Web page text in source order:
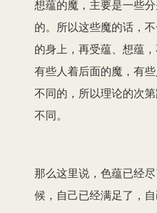
想蕴的魔，主要是一些
的。所以这些魔的话，
的身上，再受蕴、想蕴
有些人着后面的魔，有
不同的，所以理论的次
不同。
那么这里说，色蕴已经
候，自己已经满足了，自